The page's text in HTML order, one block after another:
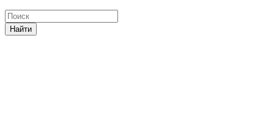
Найти